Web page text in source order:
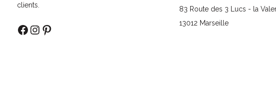
clients.
83 Route des 3 Lucs - la
13012 Marseille